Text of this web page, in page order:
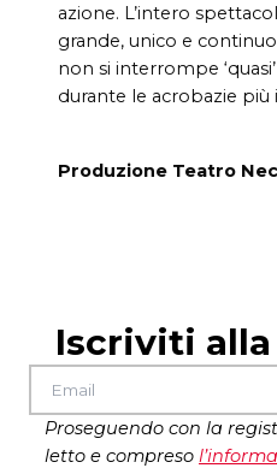
azione. L’intero
grande, unico e
non si interrompe
durante le acrobazie più
Produzione Teatro
Iscriviti
Proseguendo con la
letto e compreso l’